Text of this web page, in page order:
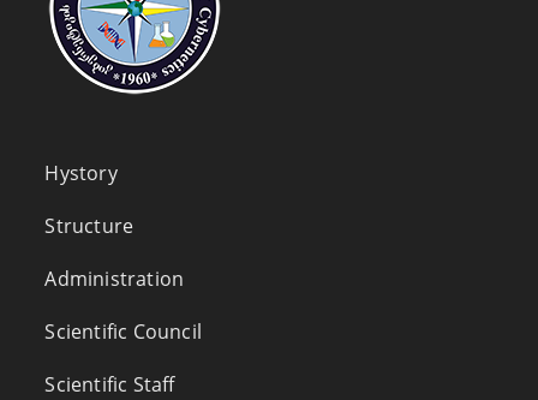
Hystory
Structure
Administration
Scientific Council
Scientific Staff